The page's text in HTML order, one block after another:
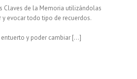
Claves de la Memoria utilizándolas
y evocar todo tipo de recuerdos.
y poder cambiar […]